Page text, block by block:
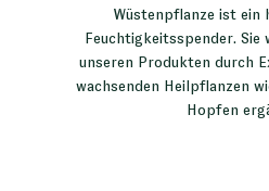
Wüstenpflanze ist ein
Feuchtigkeitsspender. Sie
unseren Produkten durch
wachsenden Heilpflanzen
Hopfen